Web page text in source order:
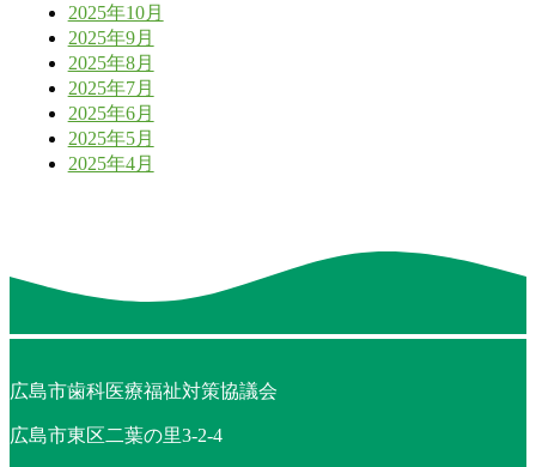
2025年10月
2025年9月
2025年8月
2025年7月
2025年6月
2025年5月
2025年4月
広島市歯科医療福祉対策協議会
広島市東区二葉の里3-2-4